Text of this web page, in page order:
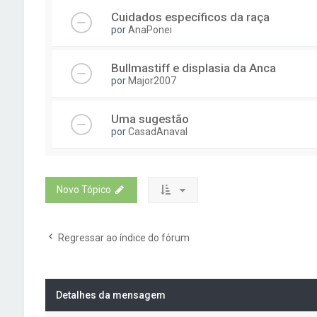
Cuidados específicos da raça
porAnaPonei
Bullmastiff e displasia da Anca
por Major2007
Uma sugestão
porCasadAnaval
Novo Tópico
Regressar ao índice do fórum
Detalhes da mensagem